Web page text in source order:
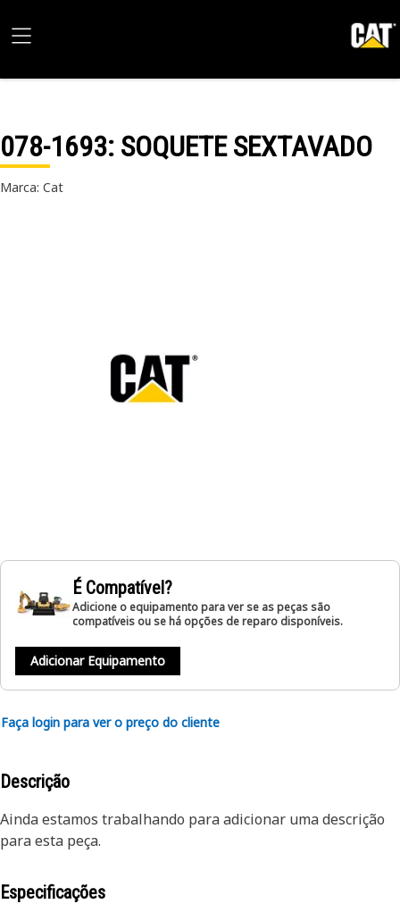
078-1693: SOQUETE SEXTAVADO
Marca: Cat
É Compatível?
Adicione o equipamento para ver se as peças são
compatíveis ou se há opções de reparo disponíveis.
Adicionar Equipamento
Faça login para ver o preço do cliente
Descrição
Ainda estamos trabalhando para adicionar uma descrição
para esta peça.
Especificações